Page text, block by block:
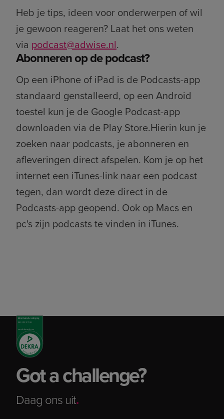
Heb je tips, ideen voor onderwerpen of wil
je gewoon reageren? Laat het ons weten
via podcast@adwise.nl.
Abonneren op de podcast?
Op een iPhone of iPad is de Podcasts-app
standaard genstalleerd, op een Android
toestel kun je de Google Podcast-app
downloaden via de Play Store.Hierin kun je
zoeken naar podcasts, je abonneren en
afleveringen direct afspelen. Kom je op het
internet een iTunes-link naar een podcast
tegen, dan wordt deze direct in de
Podcasts-app geopend. Ook op Macs en
pc's zijn podcasts te vinden in iTunes.
Got a challenge?
Daag ons uit.